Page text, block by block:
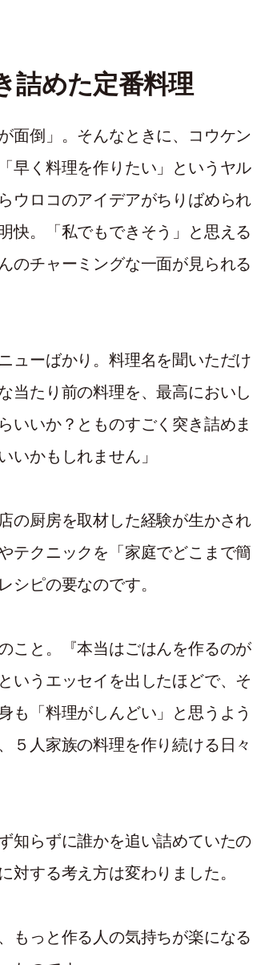
詰めた定番料理
面倒」。そんなときに、コウケン
早く料理を作りたい」というヤル
ウロコのアイデアがちりばめられ
快。「私でもできそう」と思える
のチャーミングな一面が見られる
ューばかり。料理名を聞いただけ
当たり前の料理を、最高においし
いいか？とものすごく突き詰めま
いかもしれません」
の厨房を取材した経験が生かされ
テクニックを「家庭でどこまで簡
シピの要なのです。
こと。『本当はごはんを作るのが
いうエッセイを出したほどで、そ
も「料理がしんどい」と思うよう
５人家族の料理を作り続ける日々
知らずに誰かを追い詰めていたの
対する考え方は変わりました。
もっと作る人の気持ちが楽になる